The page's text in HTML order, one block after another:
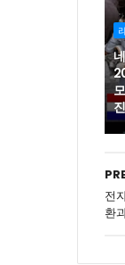
전
환